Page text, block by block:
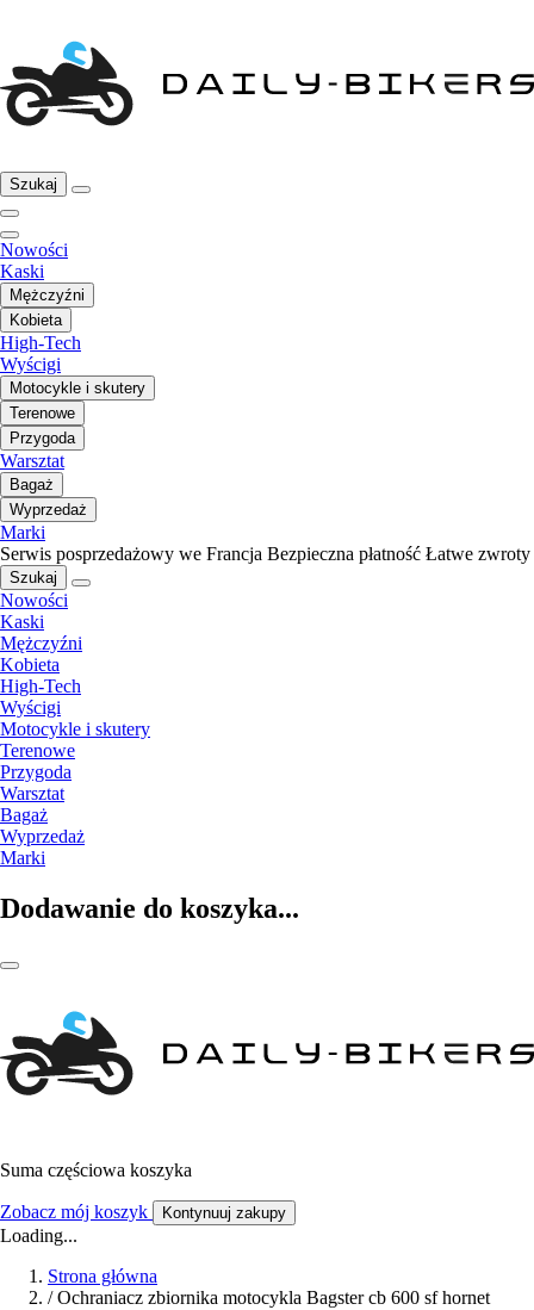
Szukaj
Nowości
Kaski
Mężczyźni
Kobieta
High-Tech
Wyścigi
Motocykle i skutery
Terenowe
Przygoda
Warsztat
Bagaż
Wyprzedaż
Marki
Serwis posprzedażowy we Francja Bezpieczna płatność Łatwe zwroty
Szukaj
Nowości
Kaski
Mężczyźni
Kobieta
High-Tech
Wyścigi
Motocykle i skutery
Terenowe
Przygoda
Warsztat
Bagaż
Wyprzedaż
Marki
Dodawanie do koszyka...
Suma częściowa koszyka
Zobacz mój koszyk Kontynuuj zakupy
Loading...
Strona główna
/ Ochraniacz zbiornika motocykla Bagster cb 600 sf hornet